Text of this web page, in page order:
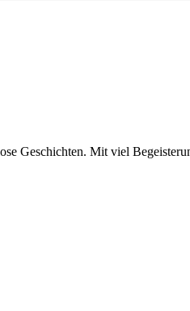
Geschichten. Mit viel